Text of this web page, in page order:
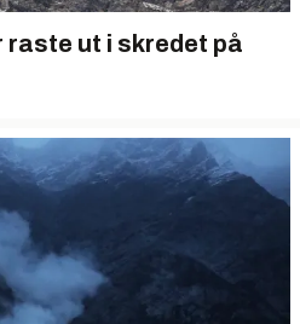
raste ut i skredet på